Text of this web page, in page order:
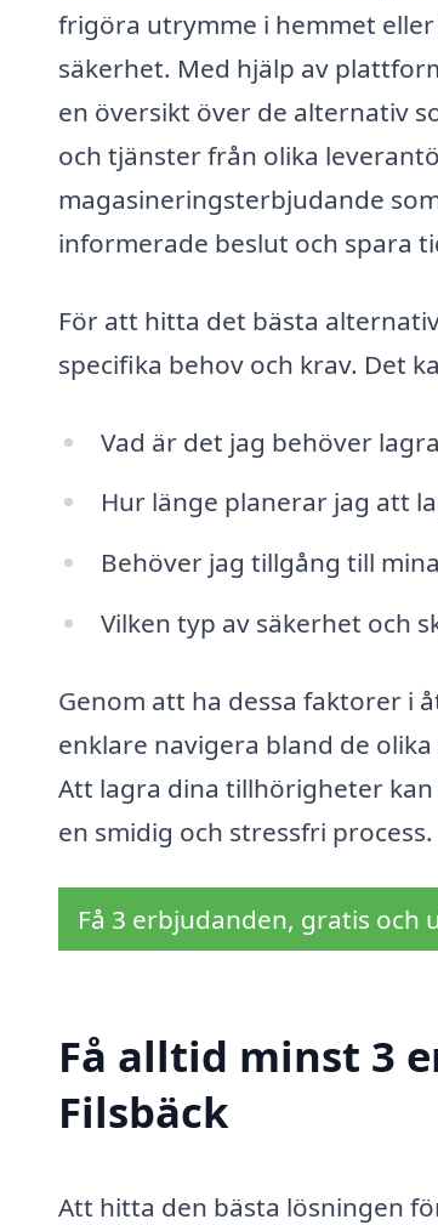
frigöra utrymme i hemmet
säkerhet. Med hjälp av
en översikt över de alternativ
och tjänster från olika
magasineringsterbjudande
informerade beslut och spara
För att hitta det bästa
specifika behov och krav. Det
Vad är det jag behöver
Hur länge planerar jag att
Behöver jag tillgång till
Vilken typ av säkerhet och
Genom att ha dessa faktorer i
enklare navigera bland de
Att lagra dina tillhörigheter
en smidig och stressfri process.
Få 3 erbjudanden, gratis och
Få alltid minst 3
Filsbäck
Att hitta den bästa lösningen